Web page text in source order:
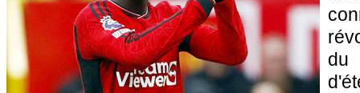
du